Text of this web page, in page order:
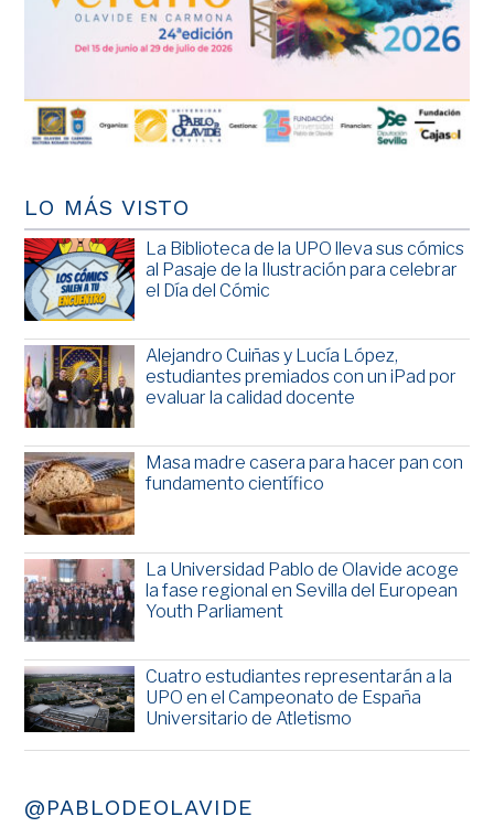
LO MÁS VISTO
La Biblioteca de la UPO lleva sus cómics
al Pasaje de la Ilustración para celebrar
el Día del Cómic
Alejandro Cuiñas y Lucía López,
estudiantes premiados con un iPad por
evaluar la calidad docente
Masa madre casera para hacer pan con
fundamento científico
La Universidad Pablo de Olavide acoge
la fase regional en Sevilla del European
Youth Parliament
Cuatro estudiantes representarán a la
UPO en el Campeonato de España
Universitario de Atletismo
@PABLODEOLAVIDE